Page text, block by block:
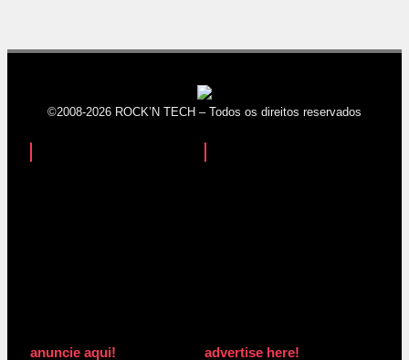
©2008-2026 ROCK’N TECH – Todos os direitos reservados
anuncie aqui! advertise here!